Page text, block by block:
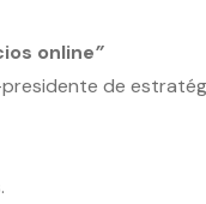
online”
de